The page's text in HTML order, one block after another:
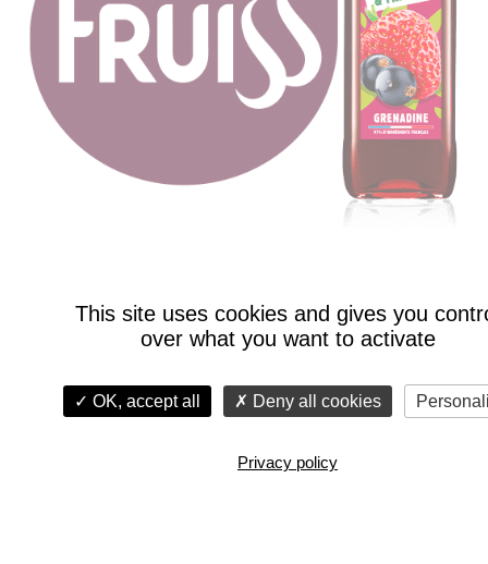
Destinés aux familles et aux enfants, nos Sirops Fruiss
sont naturellement fruités, composés de 100%
Gamme classique, Fruiss Bio ou encore Fruiss Velouté,
le vrai goût du fruit pour le plaisir de tous !
This site uses cookies and gives you
over what you want to activate
OK, accept all Deny all cookies
Privacy policy